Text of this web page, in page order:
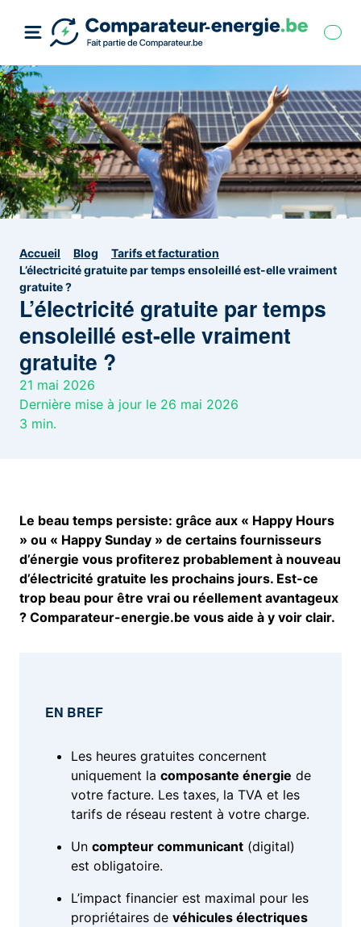
Accueil Blog
Tarifs et facturation
L’électricité gratuite par temps ensoleillé est-elle vraiment
gratuite ?
L’électricité gratuite par temps
ensoleillé est-elle vraiment
gratuite ?
21 mai 2026
Dernière mise à jour le 26 mai 2026
3 min.
Le beau temps persiste: grâce aux « Happy Hours
» ou « Happy Sunday » de certains fournisseurs
d’énergie vous profiterez probablement à nouveau
d’électricité gratuite les prochains jours. Est-ce
trop beau pour être vrai ou réellement avantageux
? Comparateur-energie.be vous aide à y voir clair.
EN BREF
Les heures gratuites concernent
uniquement lacomposante énergie de
votre facture. Les taxes, la TVA et les
tarifs de réseau restent à votre charge.
Uncompteur communicant (digital)
est obligatoire.
L’impact financier est maximal pour les
propriétaires devéhicules électriques